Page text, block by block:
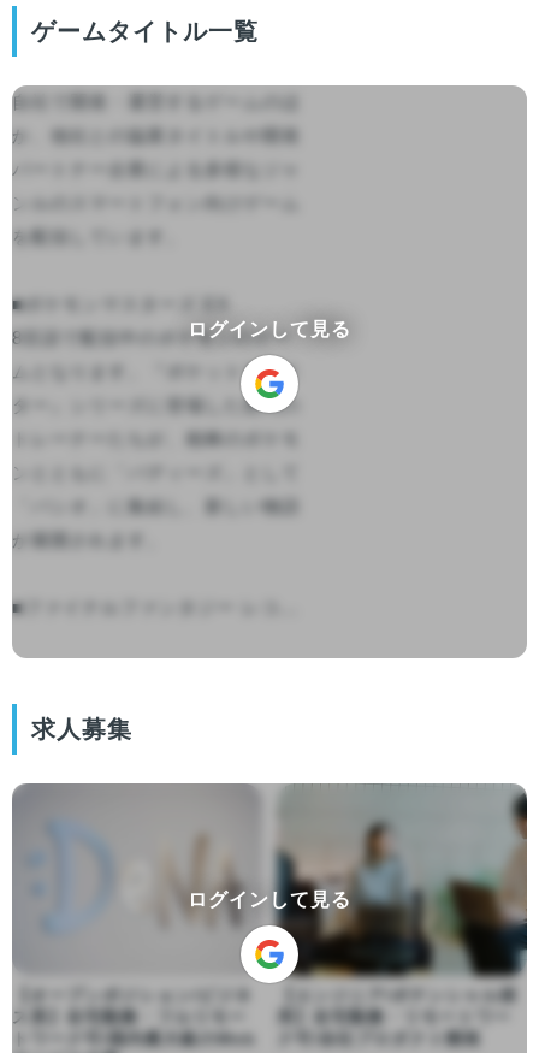
ゲームタイトル一覧
自社で開発・運営するゲームのほ
か、他社との協業タイトルや開発
パートナー企業による多様なジャ
ンルのスマートフォン向けゲーム
を配信しています。
■ポケモンマスターズ EX
8言語で配信中のポケモンのゲー
ムとなります。『ポケットモンス
ター』シリーズに登場した歴代の
ンとともに「バディーズ」として
が展開されます。
■ファイナルファンタジー レコ...
ログインして見る
求人募集
ログインして見る
ス系】在宅勤務・フルリモー
トワーク可/国内最大級のWeb